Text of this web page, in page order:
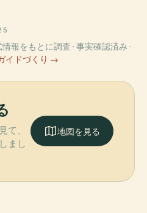
をもとに調査 · 事実確認済み ·
イドづくり →
て、
まし
地図を見る